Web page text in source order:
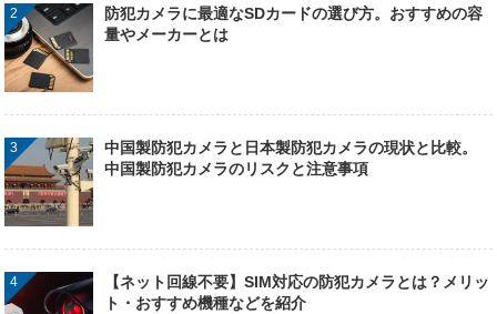
防犯カメラに最適なSDカードの選び方。おすすめの容
量やメーカーとは
中国製防犯カメラと日本製防犯カメラの現状と比較。
中国製防犯カメラのリスクと注意事項
【ネット回線不要】SIM対応の防犯カメラとは？メリッ
ト・おすすめ機種などを紹介